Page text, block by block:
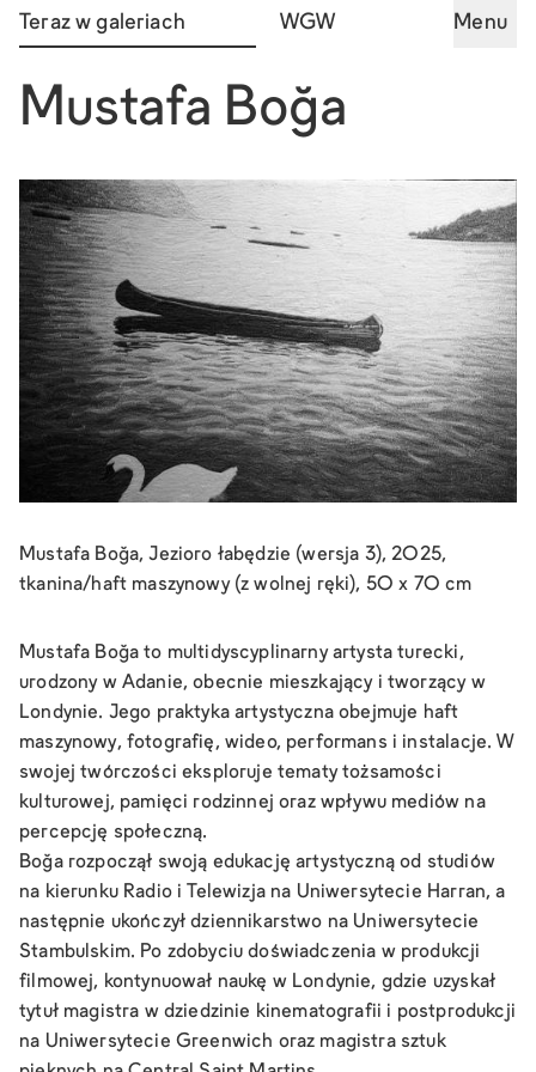
Teraz w galeriach WGW Menu
Mustafa Boğa
Mustafa Boğa, Jezioro łabędzie (wersja 3), 2025,
tkanina/haft maszynowy (z wolnej ręki), 50 x 70 cm
Mustafa Boğa to multidyscyplinarny artysta turecki,
urodzony w Adanie, obecnie mieszkający i tworzący w
Londynie. Jego praktyka artystyczna obejmuje haft
maszynowy, fotografię, wideo, performans i instalacje. W
swojej twórczości eksploruje tematy tożsamości
kulturowej, pamięci rodzinnej oraz wpływu mediów na
percepcję społeczną.
Boğa rozpoczął swoją edukację artystyczną od studiów
na kierunku Radio i Telewizja na Uniwersytecie Harran, a
następnie ukończył dziennikarstwo na Uniwersytecie
Stambulskim. Po zdobyciu doświadczenia w produkcji
filmowej, kontynuował naukę w Londynie, gdzie uzyskał
tytuł magistra w dziedzinie kinematografii i postprodukcji
na Uniwersytecie Greenwich oraz magistra sztuk